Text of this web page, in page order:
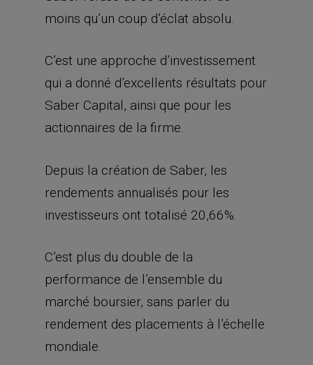
moins qu’un coup d’éclat absolu.
C’est une approche d’investissement
qui a donné d’excellents résultats pour
Saber Capital, ainsi que pour les
actionnaires de la firme.
Depuis la création de Saber, les
rendements annualisés pour les
investisseurs ont totalisé 20,66%.
C’est plus du double de la
performance de l’ensemble du
marché boursier, sans parler du
rendement des placements à l’échelle
mondiale.